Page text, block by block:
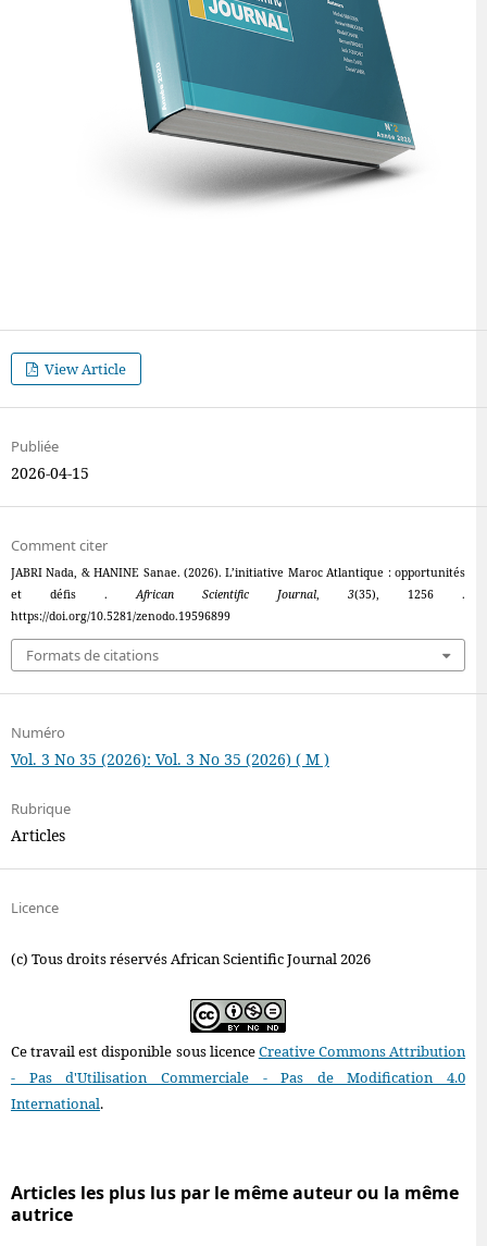
View Article
Publiée
2026-04-15
Comment citer
JABRI Nada, & HANINE Sanae. (2026). L’initiative Maroc Atlantique : opportunités
et défis .African Scientific Journal,3(35), 1256 .
https://doi.org/10.5281/zenodo.19596899
Formats de citations
Numéro
Vol. 3 No 35 (2026): Vol. 3 No 35 (2026) ( M )
Rubrique
Articles
Licence
(c) Tous droits réservés African Scientific Journal 2026
Ce travail est disponible sous licenceCreative Commons Attribution
- Pas d'Utilisation Commerciale - Pas de Modification 4.0
International.
Articles les plus lus par le même auteur ou la même
autrice